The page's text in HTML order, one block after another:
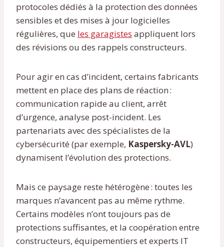
protocoles dédiés à la protection des données
sensibles et des mises à jour logicielles
régulières, que les garagistes appliquent lors
des révisions ou des rappels constructeurs.
Pour agir en cas d’incident, certains fabricants
mettent en place des plans de réaction :
communication rapide au client, arrêt
d’urgence, analyse post-incident. Les
partenariats avec des spécialistes de la
cybersécurité (par exemple, Kaspersky-AVL)
dynamisent l’évolution des protections.
Mais ce paysage reste hétérogène : toutes les
marques n’avancent pas au même rythme.
Certains modèles n’ont toujours pas de
protections suffisantes, et la coopération entre
constructeurs, équipementiers et experts IT